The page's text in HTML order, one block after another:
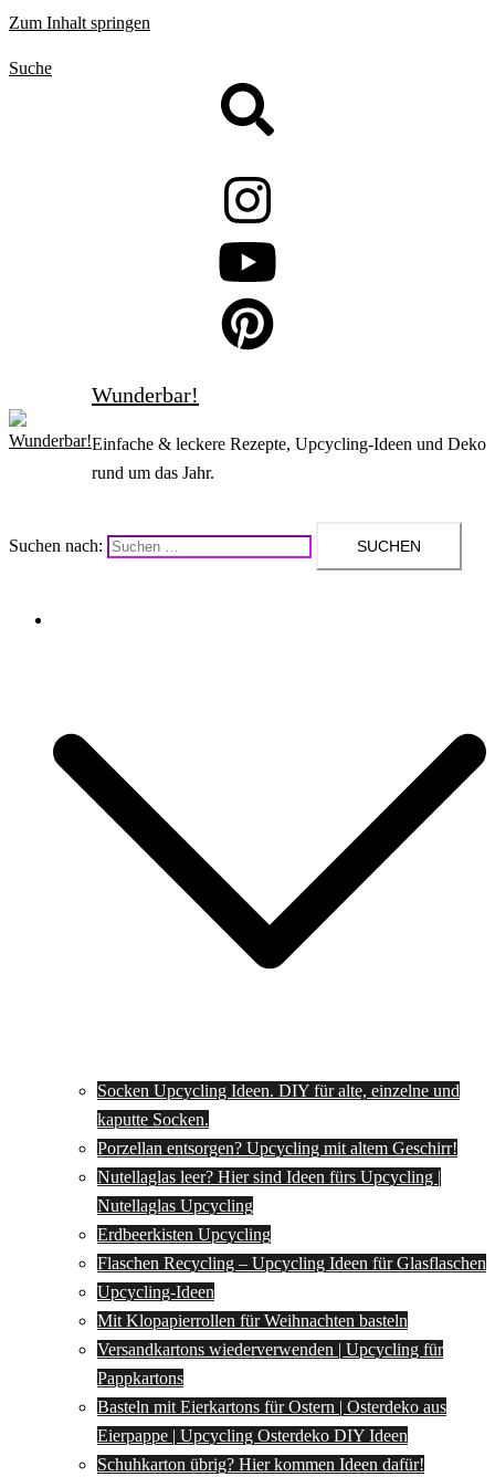
Zum Inhalt springen
Suche
Wunderbar!
Einfache & leckere Rezepte, Upcycling-Ideen und Deko
rund um das Jahr.
Suchen nach:
Socken Upcycling Ideen. DIY für alte, einzelne und
kaputte Socken.
Porzellan entsorgen? Upcycling mit altem Geschirr!
Nutellaglas leer? Hier sind Ideen fürs Upcycling |
Nutellaglas Upcycling
Erdbeerkisten Upcycling
Flaschen Recycling – Upcycling Ideen für Glasflaschen
Upcycling-Ideen
Mit Klopapierrollen für Weihnachten basteln
Versandkartons wiederverwenden | Upcycling für
Pappkartons
Basteln mit Eierkartons für Ostern | Osterdeko aus
Eierpappe | Upcycling Osterdeko DIY Ideen
Schuhkarton übrig? Hier kommen Ideen dafür!